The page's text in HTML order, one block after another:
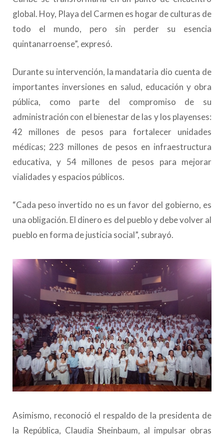
global. Hoy, Playa del Carmen es hogar de culturas de
todo el mundo, pero sin perder su esencia
quintanarroense”, expresó.
Durante su intervención, la mandataria dio cuenta de
importantes inversiones en salud, educación y obra
pública, como parte del compromiso de su
administración con el bienestar de las y los playenses:
42 millones de pesos para fortalecer unidades
médicas; 223 millones de pesos en infraestructura
educativa, y 54 millones de pesos para mejorar
vialidades y espacios públicos.
“Cada peso invertido no es un favor del gobierno, es
una obligación. El dinero es del pueblo y debe volver al
pueblo en forma de justicia social”, subrayó.
Asimismo, reconoció el respaldo de la presidenta de
la República, Claudia Sheinbaum, al impulsar obras